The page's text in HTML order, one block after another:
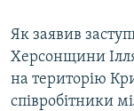
Усі сайти RFE/
Як заявив
Херсонщини
на територію
співробітники